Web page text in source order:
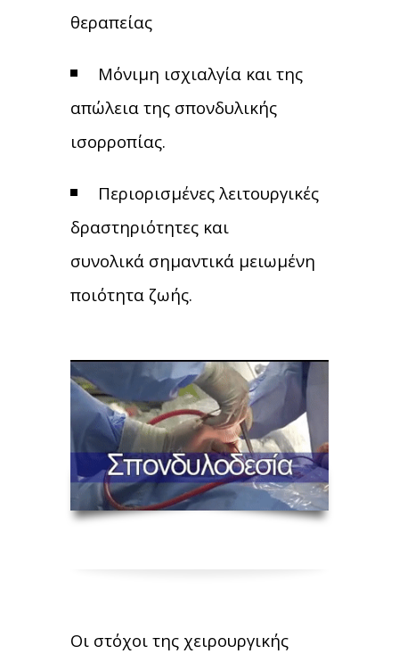
θεραπείας
Μόνιμη ισχιαλγία και της
απώλεια της σπονδυλικής
ισορροπίας.
Περιορισμένες λειτουργικές
δραστηριότητες και
συνολικά σημαντικά μειωμένη
ποιότητα ζωής.
Οι στόχοι της χειρουργικής